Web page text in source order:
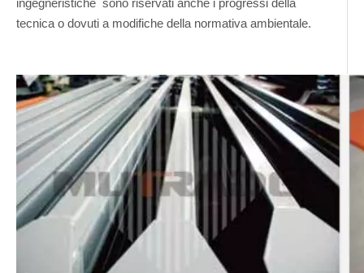
ingegneristiche sono riservati anche i progressi della
tecnica o dovuti a modifiche della normativa ambientale.